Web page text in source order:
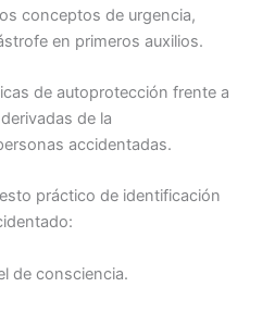
conceptos de urgencia,
en primeros auxilios.
de autoprotección frente a
de la
accidentadas.
práctico de identificación
de consciencia.